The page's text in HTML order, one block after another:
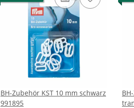
BH-Zubehör KST 10 mm schwarz
991895